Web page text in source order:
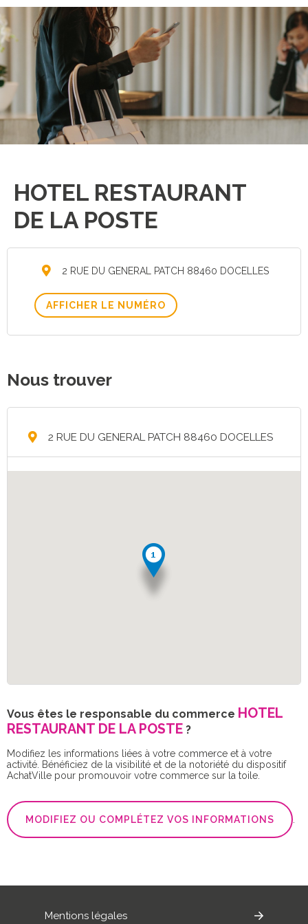
HOTEL RESTAURANT
DE LA POSTE
2 RUE DU GENERAL PATCH 88460 DOCELLES
AFFICHER LE NUMÉRO
Nous trouver
2 RUE DU GENERAL PATCH 88460 DOCELLES
Vous êtes le responsable du commerce HOTEL
RESTAURANT DE LA POSTE ?
Modifiez les informations liées à votre commerce et à votre
activité. Bénéficiez de la visibilité et de la notoriété du dispositif
AchatVille pour promouvoir votre commerce sur la toile.
MODIFIEZ OU COMPLÉTEZ VOS INFORMATIONS
Mentions légales